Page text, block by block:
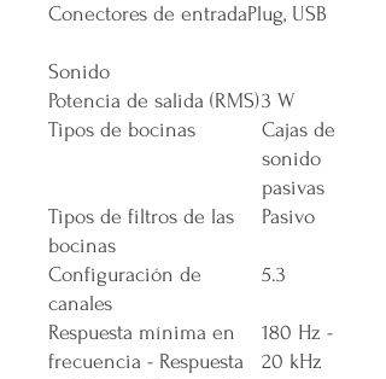
Conectores de entradaPlug, USB
Sonido
Potencia de salida (RMS)3 W
Tipos de bocinas
Cajas de
sonido
pasivas
Tipos de filtros de las
bocinas
Pasivo
Configuración de
canales
5.3
Respuesta mínima en
frecuencia - Respuesta
180 Hz -
20 kHz